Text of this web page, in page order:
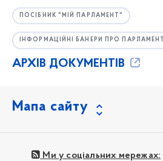
ПОСІБНИК "МІЙ ПАРЛАМЕНТ"
ІНФОРМАЦІЙНІ БАНЕРИ ПРО ПАРЛАМЕНТ
АРХІВ ДОКУМЕНТІВ
Мапа сайту
Ми у соціальних мережах: